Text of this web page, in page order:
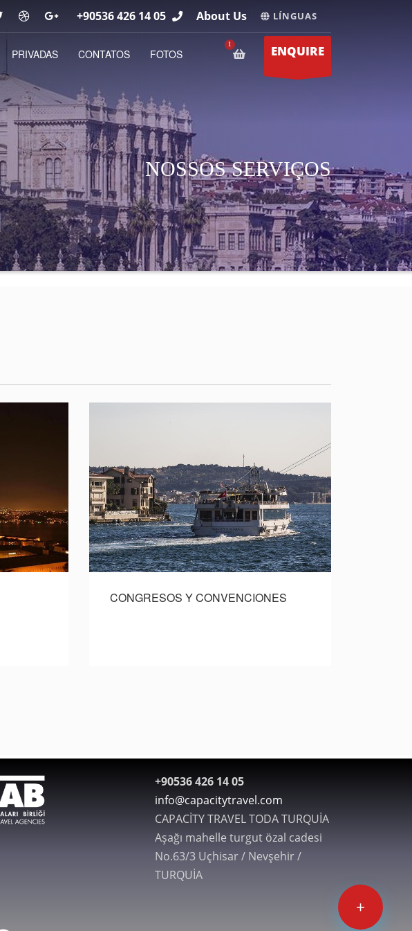
+90536 426 14 05 About Us LÍNGUAS
PRIVADAS CONTATOS FOTOS ENQUIRE
NOSSOS SERVIÇOS
CONGRESOS Y CONVENCIONES
+90536 426 14 05
info@capacitytravel.com
CAPACİTY TRAVEL TODA TURQUİA
Aşağı mahelle turgut özal cadesi
No.63/3 Uçhisar / Nevşehir /
TURQUİA
+